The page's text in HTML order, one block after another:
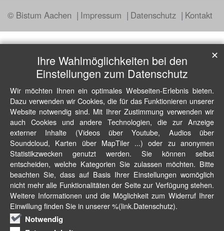
© Bistum Aachen Impressum Datenschutz Kontakt
Ihre Wahlmöglichkeiten bei den
Einstellungen zum Datenschutz
Wir möchten Ihnen ein optimales Webseiten-Erlebnis bieten.
Dazu verwenden wir Cookies, die für das Funktionieren unserer
Website notwendig sind. Mit Ihrer Zustimmung verwenden wir
auch Cookies und andere Technologien, die zur Anzeige
externer Inhalte (Videos über Youtube, Audios über
Soundcloud, Karten über MapTiler ...) oder zu anonymen
Statistikzwecken genutzt werden. Sie können selbst
entscheiden, welche Kategorien Sie zulassen möchten. Bitte
beachten Sie, dass auf Basis Ihrer Einstellungen womöglich
nicht mehr alle Funktionalitäten der Seite zur Verfügung stehen.
Weitere Informationen und die Möglichkeit zum Widerruf Ihrer
Einwillung finden Sie in unserer %(link.Datenschutz).
Notwendig
✕